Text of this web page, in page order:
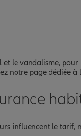
le vandalisme,
notre page dédiée à
influencent le tarif,